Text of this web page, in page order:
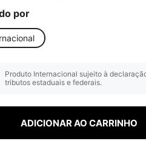
por
Produto Internacional sujeito à
tributos estaduais e federais.
ADICIONAR AO CARRINHO